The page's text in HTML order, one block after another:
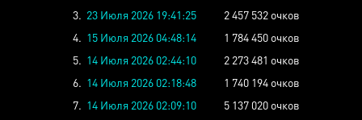
3. 23 Июля 2026 19:41:25
2 457 532 очков
4. 15 Июля 2026 04:48:14
1 784 450 очков
5. 14 Июля 2026 02:44:10
2 273 481 очков
6. 14 Июля 2026 02:18:48
1 740 194 очков
7. 14 Июля 2026 02:09:10
5 137 020 очков